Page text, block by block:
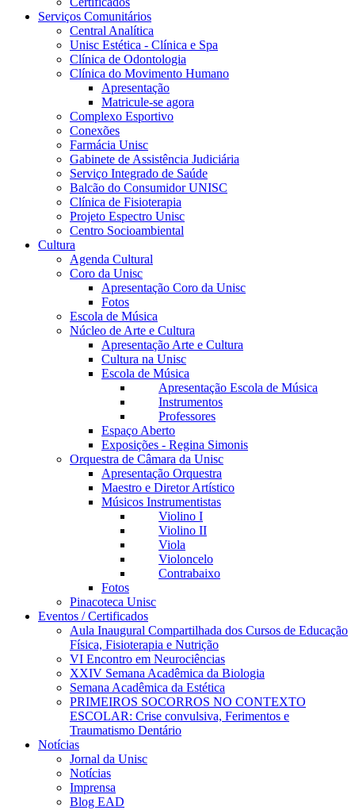
Serviços Comunitários
Central Analítica
Unisc Estética - Clínica e Spa
Clínica de Odontologia
Clínica do Movimento Humano
Apresentação
Matricule-se agora
Complexo Esportivo
Conexões
Farmácia Unisc
Gabinete de Assistência Judiciária
Serviço Integrado de Saúde
Balcão do Consumidor UNISC
Clínica de Fisioterapia
Projeto Espectro Unisc
Centro Socioambiental
Cultura
Agenda Cultural
Coro da Unisc
Apresentação Coro da Unisc
Fotos
Escola de Música
Núcleo de Arte e Cultura
Apresentação Arte e Cultura
Cultura na Unisc
Escola de Música
Apresentação Escola de Música
Instrumentos
Professores
Espaço Aberto
Exposições - Regina Simonis
Orquestra de Câmara da Unisc
Apresentação Orquestra
Maestro e Diretor Artístico
Músicos Instrumentistas
Violino I
Violino II
Viola
Violoncelo
Contrabaixo
Fotos
Pinacoteca Unisc
Eventos / Certificados
Aula Inaugural Compartilhada dos Cursos de Educação
Física, Fisioterapia e Nutrição
VI Encontro em Neurociências
XXIV Semana Acadêmica da Biologia
Semana Acadêmica da Estética
PRIMEIROS SOCORROS NO CONTEXTO
ESCOLAR: Crise convulsiva, Ferimentos e
Traumatismo Dentário
Notícias
Jornal da Unisc
Notícias
Imprensa
Blog EAD